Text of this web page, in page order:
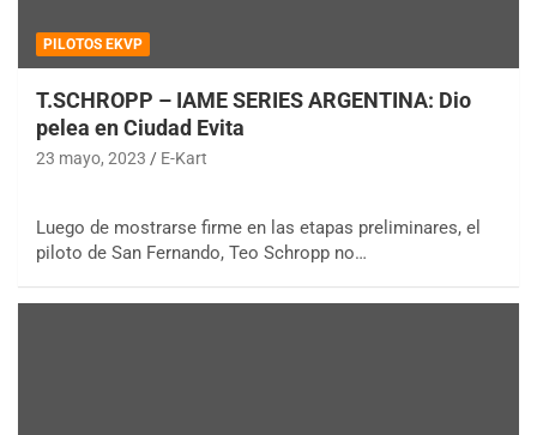
PILOTOS EKVP
T.SCHROPP – IAME SERIES ARGENTINA: Dio
pelea en Ciudad Evita
23 mayo, 2023 E-Kart
Luego de mostrarse firme en las etapas preliminares, el
piloto de San Fernando, Teo Schropp no…